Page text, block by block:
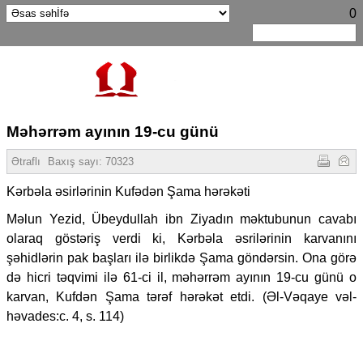
0
Məhərrəm ayının 19-cu günü
Ətraflı Baxış sayı: 70323
Kərbəla əsirlərinin Kufədən Şama hərəkəti
Məlun Yezid, Übeydullah ibn Ziyadın məktubunun cavabı
olaraq göstəriş verdi ki, Kərbəla əsrilərinin karvanını
şəhidlərin pak başları ilə birlikdə Şama göndərsin. Ona görə
də hicri təqvimi ilə 61-ci il, məhərrəm ayının 19-cu günü o
karvan, Kufdən Şama tərəf hərəkət etdi. (Əl-Vəqaye vəl-
həvades:c. 4, s. 114)